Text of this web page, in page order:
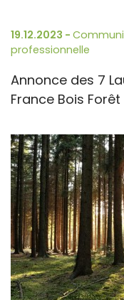
19.12.2023 -
professionnelle
Annonce des 7
France Bois